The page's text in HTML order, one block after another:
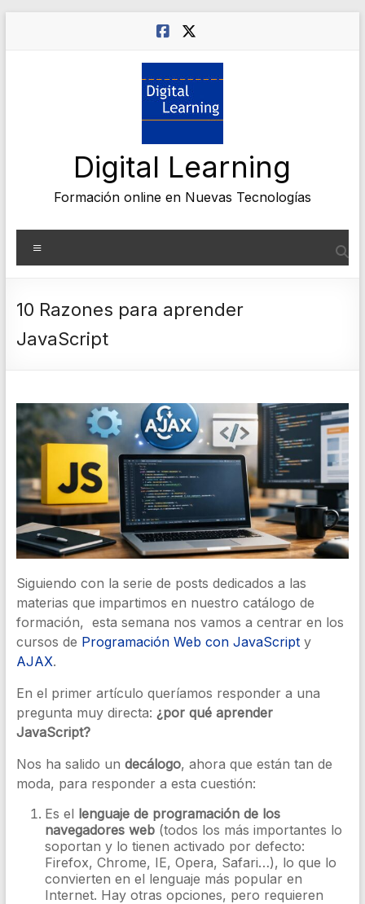
Digital Learning
Formación online en Nuevas Tecnologías
10 Razones para aprender
JavaScript
Siguiendo con la serie de posts dedicados a las
materias que impartimos en nuestro catálogo de
formación, esta semana nos vamos a centrar en los
cursos de Programación Web con JavaScripty
AJAX.
En el primer artículo queríamos responder a una
pregunta muy directa: ¿por qué aprender
JavaScript?
Nos ha salido un decálogo, ahora que están tan de
moda, para responder a esta cuestión:
Es el lenguaje de programación de los
navegadores web(todos los más importantes lo
soportan y lo tienen activado por defecto:
Firefox, Chrome, IE, Opera, Safari…), lo que lo
convierten en el lenguaje más popular en
Internet. Hay otras opciones, pero requieren